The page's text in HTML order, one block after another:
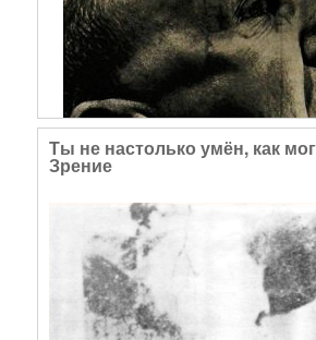
Ты не настолько умён, как
Зрение